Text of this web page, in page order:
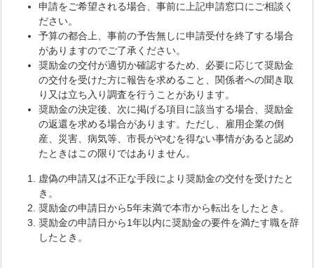
申請をご希望される場合、事前に上記申請窓口にご相談く
ださい。
予算の都合上、事前の予告無しに申請受付を終了する場合
がありますのでご了承ください。
奨励金の交付が適切か確認するため、必要に応じて奨励金
の交付を受けた方に報告を求めること、関係者への聞き取
り又は立ち入り調査を行うことがあります。
奨励金の決定後、次に掲げる項目に該当する場合、奨励金
の返還を求める場合があります。ただし、雇用企業の倒
産、災害、病気等、市長がやむを得ない事情があると認め
たときはこの限りではありません。
虚偽の申請又は不正な手段により奨励金の交付を受けたと
き。
奨励金の申請日から5年未満で本市から転出をしたとき。
奨励金の申請日から1年以内に奨励金の要件を満たす職を辞
したとき。